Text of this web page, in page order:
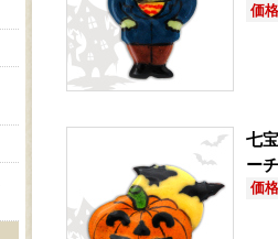
価
七
ー
価